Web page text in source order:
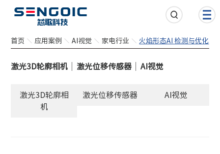
首页 应用案例 AI视觉 家电行业 火焰形态AI 检测与优化
激光3D轮廓相机 激光位移传感器 AI视觉
激光3D轮廓相
机
激光位移传感器 AI视觉